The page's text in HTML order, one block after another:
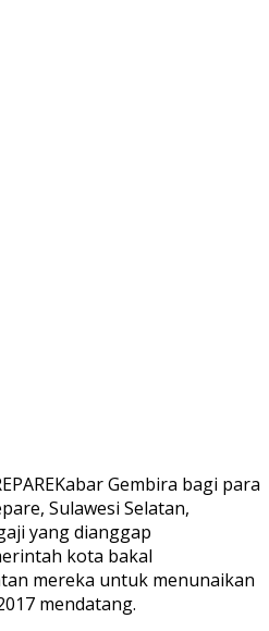
Gembira bagi para
Sulawesi Selatan,
yang dianggap
kota bakal
mereka untuk menunaikan
mendatang.